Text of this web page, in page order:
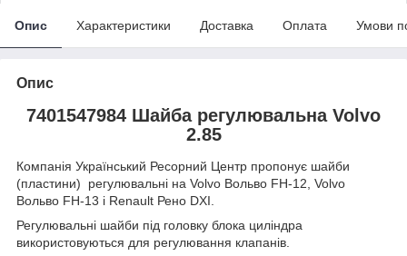
Опис Характеристики Доставка Оплата Умови
Опис
7401547984 Шайба регулювальна Volvo
2.85
Компанія Український Ресорний Центр пропонує шайби
(пластини) регулювальні на Volvo Вольво FH-12, Volvo
Вольво FH-13 і Renault Рено DXI.
Регулювальні шайби під головку блока циліндра
використовуються для регулювання клапанів.